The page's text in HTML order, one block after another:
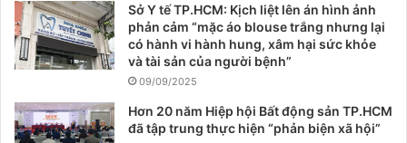
Sở Y tế TP.HCM: Kịch liệt lên án hình ảnh
phản cảm “mặc áo blouse trắng nhưng lại
có hành vi hành hung, xâm hại sức khỏe
và tài sản của người bệnh”
09/09/2025
Hơn 20 năm Hiệp hội Bất động sản TP.HCM
đã tập trung thực hiện “phản biện xã hội”